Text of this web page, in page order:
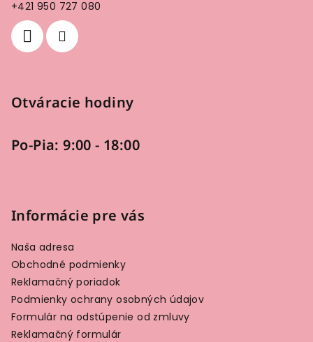
+421 950 727 080
Otváracie hodiny
Po-Pia: 9:00 - 18:00
Informácie pre vás
Naša adresa
Obchodné podmienky
Reklamačný poriadok
Podmienky ochrany osobných údajov
Formulár na odstúpenie od zmluvy
Reklamačný formulár